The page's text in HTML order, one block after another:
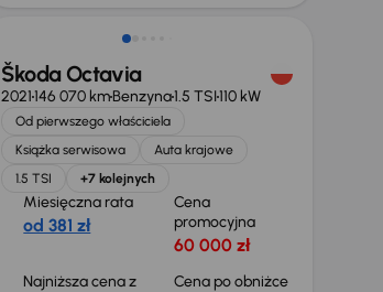
Škoda Octavia
2021146 070 kmBenzyna1.5 TSI110 kW
Od pierwszego właściciela
Książka serwisowa
Auta krajowe
1.5 TSI
+7 kolejnych
Miesięczna rata
od 381 zł
Cena
promocyjna
60 000 zł
Najniższa cena z
Cena po obniżce